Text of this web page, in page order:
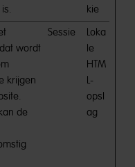
kie
wordt
krijgen
de
Sessie
Loka
le
HTM
L-
opsl
ag